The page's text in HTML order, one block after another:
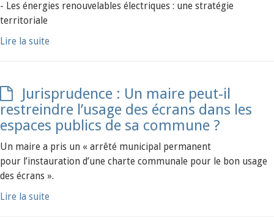
- Les énergies renouvelables électriques : une stratégie
territoriale
Lire la suite
Jurisprudence : Un maire peut-il
restreindre l’usage des écrans dans les
espaces publics de sa commune ?
Un maire a pris un « arrêté municipal permanent
pour l’instauration d’une charte communale pour le bon usage
des écrans ».
Lire la suite